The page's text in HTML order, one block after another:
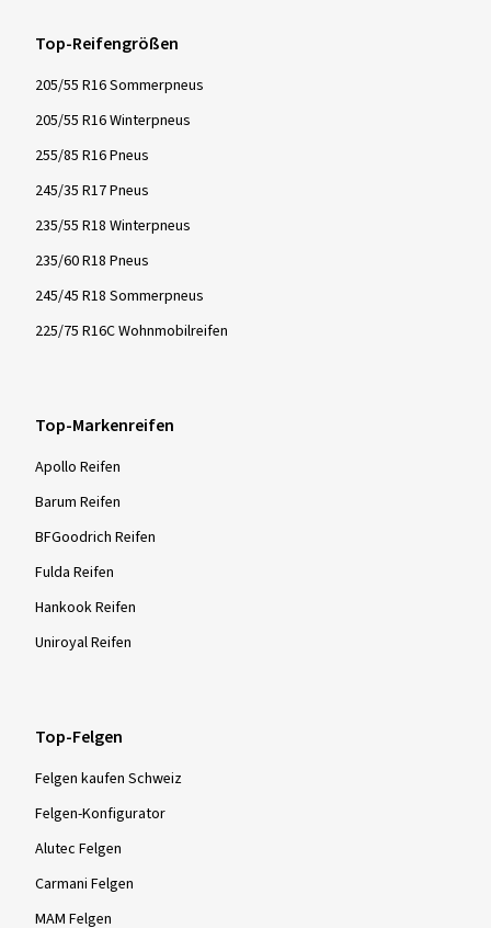
Top-Reifengrößen
205/55 R16 Sommerpneus
205/55 R16 Winterpneus
255/85 R16 Pneus
245/35 R17 Pneus
235/55 R18 Winterpneus
235/60 R18 Pneus
245/45 R18 Sommerpneus
225/75 R16C Wohnmobilreifen
Top-Markenreifen
Apollo Reifen
Barum Reifen
BFGoodrich Reifen
Fulda Reifen
Hankook Reifen
Uniroyal Reifen
Top-Felgen
Felgen kaufen Schweiz
Felgen-Konfigurator
Alutec Felgen
Carmani Felgen
MAM Felgen